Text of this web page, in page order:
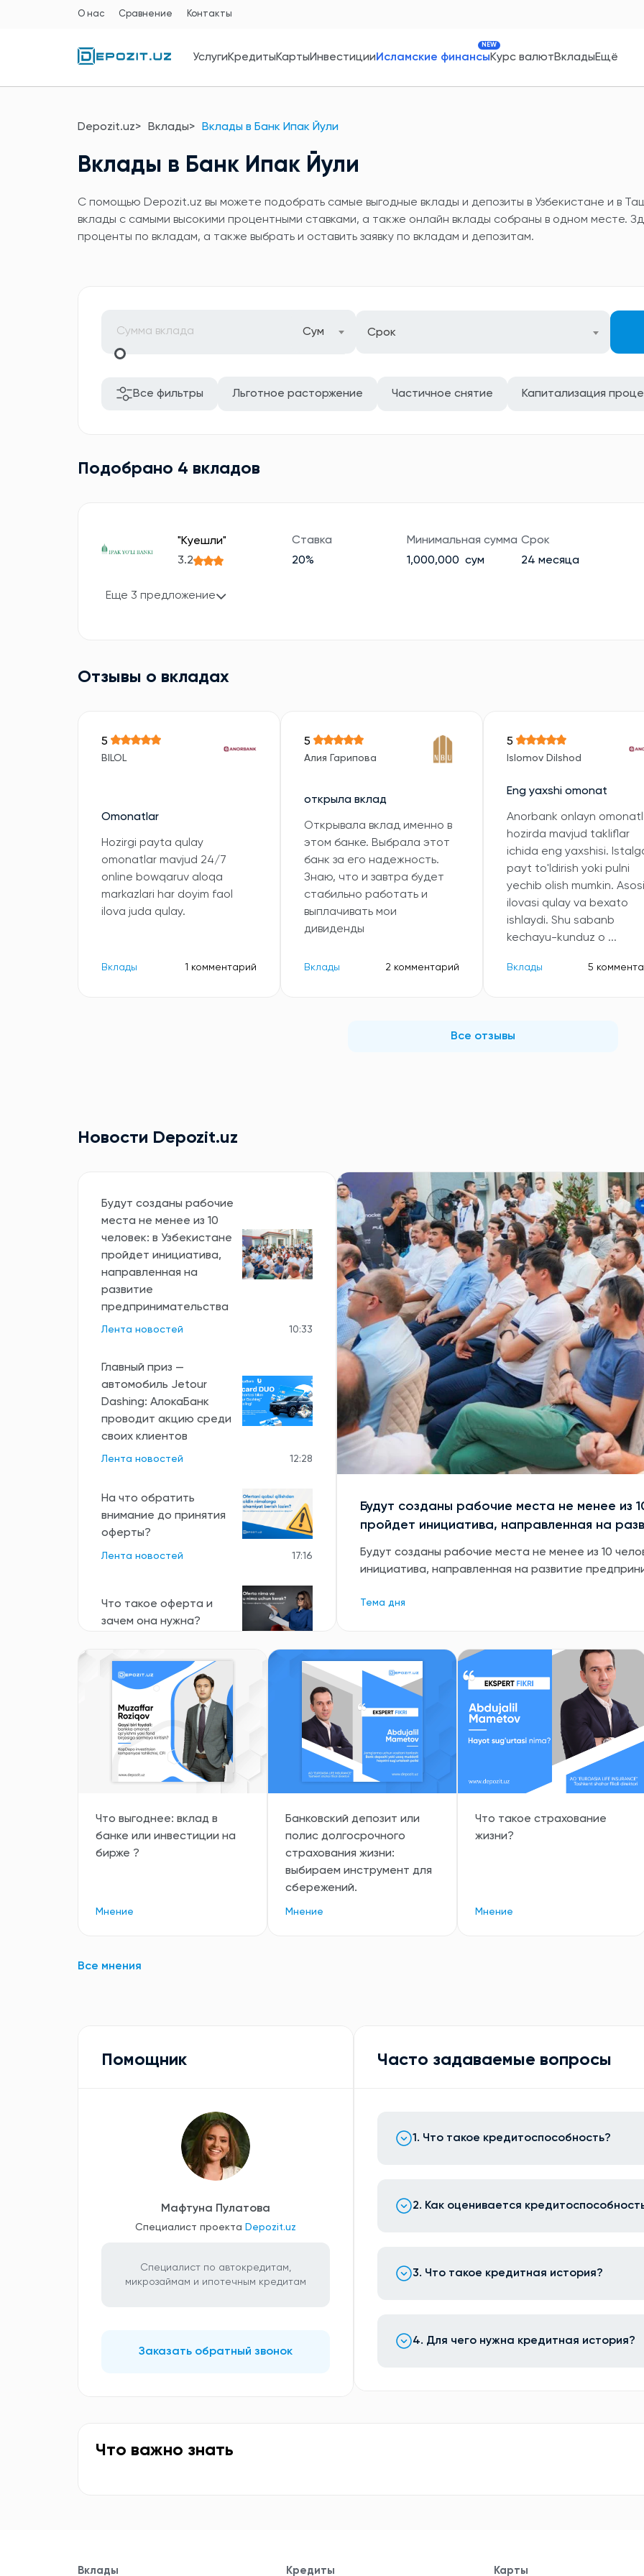
О нас Сравнение Контакты
УслугиКредитыКартыИнвестицииИсламские финансы
NEW
Курс валютВкладыЕщё
Depozit.uz Вклады Вклады в Банк Ипак Йули
Вклады в Банк Ипак Йули
C помощью Depozit.uz вы можете подобрать самые выгодные вклады и депозиты в Узбекистане и в
вклады с самыми высокими процентными ставками, а также онлайн вклады собраны в одном месте.
проценты по вкладам, а также выбрать и оставить заявку по вкладам и депозитам.
Сум Срок
Все фильтры Льготное расторжение Частичное снятие Капитализация
Подобрано 4 вкладов
"Куешли"
3.2
Ставка
20%
Минимальная сумма
1,000,000 сум
Срок
24 месяца
Еще 3 предложение
Отзывы о вкладах
5
BILOL
Omonatlar
Hozirgi payta qulay
omonatlar mavjud 24/7
online bowqaruv aloqa
markazlari har doyim faol
ilova juda qulay.
Вклады 1 комментарий
5
Алия Гарипова
открыла вклад
Открывала вклад именно в
этом банке. Выбрала этот
банк за его надежность.
Знаю, что и завтра будет
стабильно работать и
выплачивать мои
дивиденды
Вклады 2 комментарий
5
Islomov Dilshod
Eng yaxshi omonat
Anorbank onlayn
hozirda mavjud takliflar
ichida eng yaxshisi.
payt to'ldirish yoki pulni
yechib olish mumkin.
ilovasi qulay va bexato
ishlaydi. Shu sabanb
kechayu-kunduz o ...
Вклады 5
Все отзывы
Новости Depozit.uz
Будут созданы рабочие
места не менее из 10
человек: в Узбекистане
пройдет инициатива,
направленная на
развитие
предпринимательства
Лента новостей 10:33
Главный приз —
автомобиль Jetour
Dashing: АлокаБанк
проводит акцию среди
своих клиентов
Лента новостей 12:28
На что обратить
внимание до принятия
оферты?
Лента новостей 17:16
Что такое оферта и
зачем она нужна?
Все новости
Будут созданы рабочие места не менее из
пройдет инициатива, направленная на
Будут созданы рабочие места не менее из 10
инициатива, направленная на развитие
Тема дня
Что выгоднее: вклад в
банке или инвестиции на
бирже ?
Мнение
Банковский депозит или
полис долгосрочного
страхования жизни:
выбираем инструмент для
сбережений.
Мнение
Что такое страхование
жизни?
Мнение
Все мнения
Помощник
Мафтуна Пулатова
Специалист проекта Depozit.uz
Специалист по автокредитам,
микрозаймам и ипотечным кредитам
Заказать обратный звонок
Часто задаваемые вопросы
1. Что такое кредитоспособность?
2. Как оценивается
3. Что такое кредитная история?
4. Для чего нужна кредитная история?
Что важно знать
Вклады Кредиты Карты